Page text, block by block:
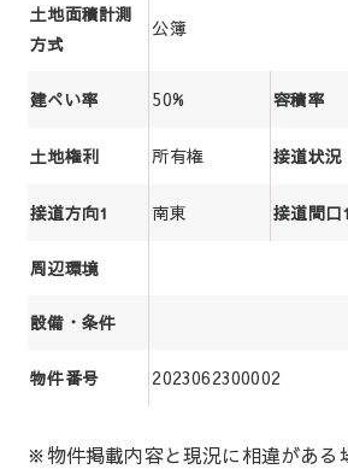
土地面積計測
方式
公簿
建ぺい率 50% 容積率
土地権利 所有権 接道状況
接道方向1 南東 接道間口1
周辺環境
設備・条件
物件番号 2023062300002
※物件掲載内容と現況に相違がある